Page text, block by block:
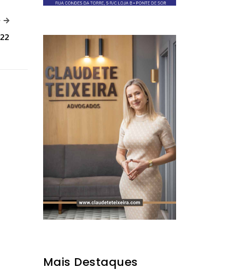
-->
Mais Destaques